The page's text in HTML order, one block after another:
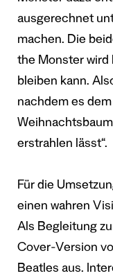
ausgerechnet
machen. Die
the Monster wird
bleiben kann.
nachdem es
erstrahlen lässt“.
Für die
einen wahren
Als Begleitung
Cover-Version
Beatles aus.